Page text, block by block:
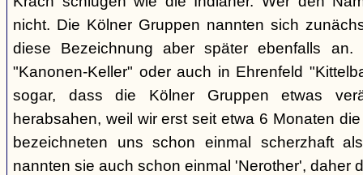
nicht. Die Kölner Gruppen nannten sich
diese Bezeichnung aber später ebenfalls
"Kanonen-Keller" oder auch in Ehrenfeld
sogar, dass die Kölner Gruppen etwas
herabsahen, weil wir erst seit etwa 6 Monaten
bezeichneten uns schon einmal scherzhaft
nannten sie auch schon einmal 'Nerother', daher